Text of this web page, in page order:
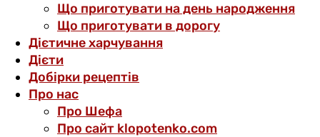
Що приготувати на день народження
Що приготувати в дорогу
Дієтичне харчування
Дієти
Добірки рецептів
Про нас
Про Шефа
Про сайт klopotenko.com